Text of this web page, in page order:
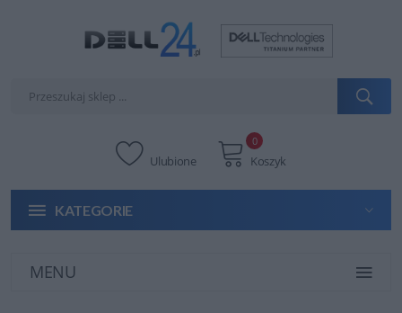
Ulubione Koszyk
0
KATEGORIE
MENU